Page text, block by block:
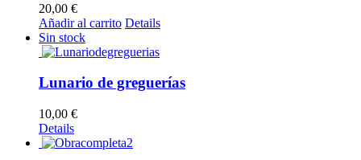
20,00 €
Añadir al carrito Details
Sin stock
Lunario de greguerías
10,00 €
Details